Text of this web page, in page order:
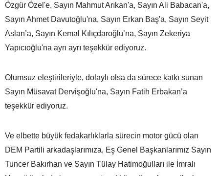
Özgür Özel'e, Sayın Mahmut Arıkan'a, Sayın Ali Babacan'a,
Sayın Ahmet Davutoğlu'na, Sayın Erkan Baş'a, Sayın Seyit
Aslan’a, Sayın Kemal Kılıçdaroğlu’na, Sayın Zekeriya
Yapıcıoğlu'na ayrı ayrı teşekkür ediyoruz.
Olumsuz eleştirileriyle, dolaylı olsa da sürece katkı sunan
Sayın Müsavat Dervişoğlu'na, Sayın Fatih Erbakan’a
teşekkür ediyoruz.
Ve elbette büyük fedakarlıklarla sürecin motor gücü olan
DEM Partili arkadaşlarımıza, Eş Genel Başkanlarımız Sayın
Tuncer Bakırhan ve Sayın Tülay Hatimoğulları ile İmralı